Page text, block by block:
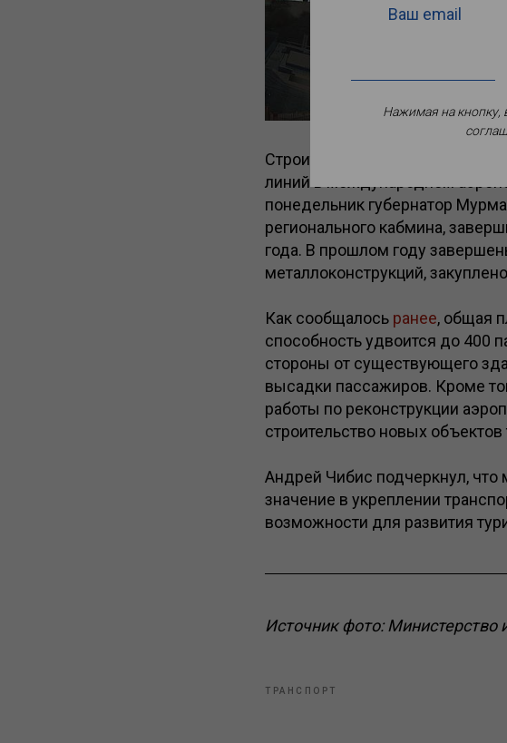
Строительную площадку
линий в международном
понедельник губернатор
регионального кабмина,
года. В прошлом году
металлоконструкций,
Как сообщалось ранее, общая
способность удвоится до 400
стороны от существующего
высадки пассажиров. Кроме
работы по реконструкции
строительство новых
Андрей Чибис подчеркнул, что
значение в укреплении
возможности для развития
Источник фото:
ТРАНСПОРТ
Ваш email
Нажимая на кнопку,